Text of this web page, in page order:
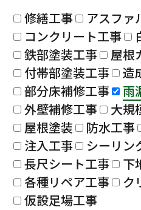
修繕工事
アスファ
コンクリート工事
鉄部塗装工事
屋根
付帯部塗装工事
造
部分床補修工事
雨
外壁補修工事
大規
屋根塗装
防水工事
注入工事
シーリン
長尺シート工事
下
各種リペア工事
ク
仮設足場工事